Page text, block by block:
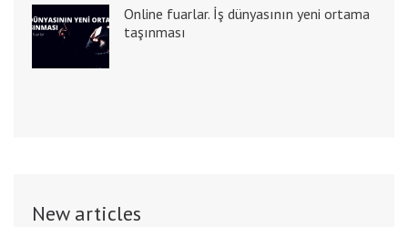
Online fuarlar. İş dünyasının yeni ortama
taşınması
New articles